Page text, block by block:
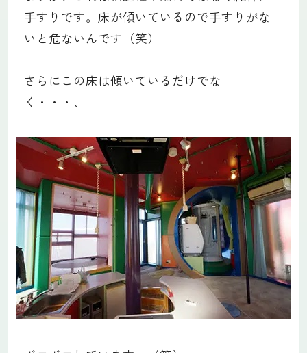
手すりです。床が傾いているので手すりがな
いと危ないんです（笑）
さらにこの床は傾いているだけでな
く・・・、